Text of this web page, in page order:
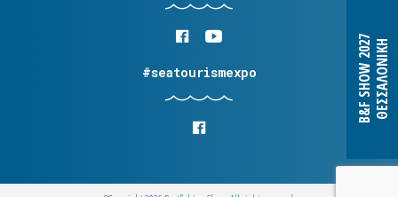
B&F SHOW 2027ΘΕΣΣΑΛΟΝΙΚΗ
#seatourismexpo